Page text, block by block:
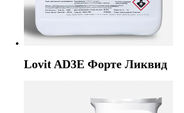
Lovit AD3E Форте Ликвид